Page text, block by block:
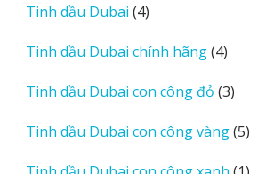
Tinh dầu Dubai 44
phẩm
Tinh dầu Dubai chính hãng 44
phẩm
Tinh dầu Dubai con công đỏ 33
phẩm
Tinh dầu Dubai con công vàng 55